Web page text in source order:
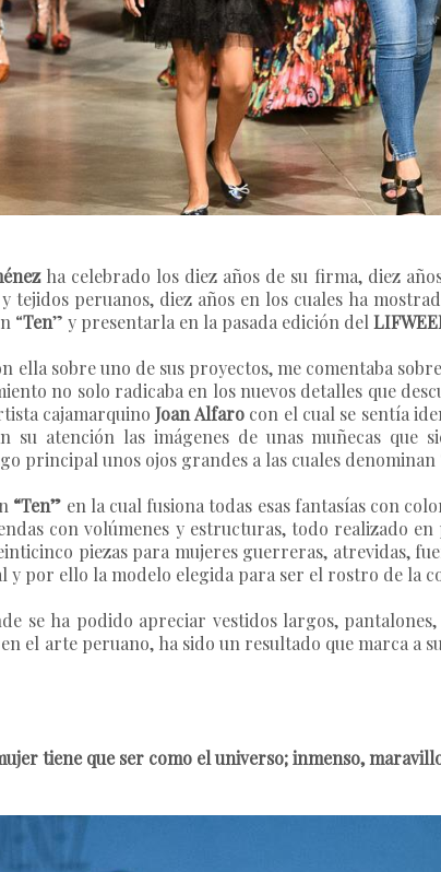
ha celebrado los diez años de su firma, diez
tejidos peruanos, diez años en los cuales ha
“Ten” y presentarla en la pasada edición del
ella sobre uno de sus proyectos, me comentaba
no solo radicaba en los nuevos detalles que
cajamarquinoJoan Alfarocon el cual se sentía
su atención las imágenes de unas muñecas que
principal unos ojos grandes a las cuales denominan
“Ten” en la cual fusiona todas esas fantasías con
con volúmenes y estructuras, todo realizado
piezas para mujeres guerreras, atrevidas,
y por ello la modelo elegida para ser el rostro de la
se ha podido apreciar vestidos largos,
el arte peruano, ha sido un resultado que marca a
tiene que ser como el universo; inmenso,